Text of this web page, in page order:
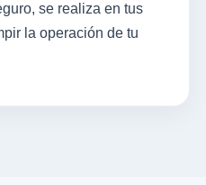
se realiza en tus
la operación de tu